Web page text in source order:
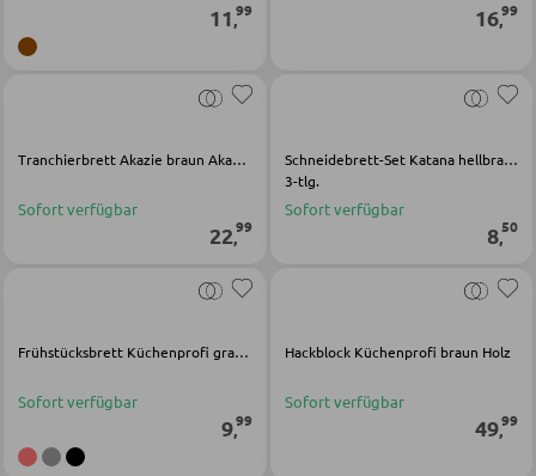
Nachttische
Polsterbetten
MATRATZEN SHOP
11,99 16,99
Tranchierbrett Akazie braun Akazienholz
Sofort verfügbar
22,99
Schneidebrett-Set Katana hellbraun Bambus
3-tlg.
Sofort verfügbar
8,50
Frühstücksbrett Küchenprofi grau Kunststoff
Sofort verfügbar
9,99
Hackblock Küchenprofi braun Holz
Sofort verfügbar
49,99